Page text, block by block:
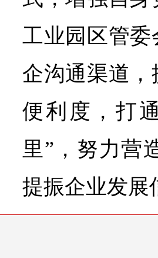
工业园区管
企沟通渠道
便利度，打
里”，努力营
提振企业发展